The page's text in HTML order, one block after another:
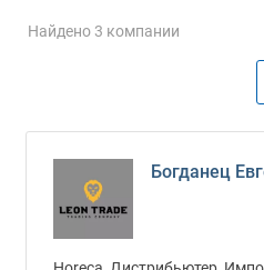
Найдено 3 компании
Богданец